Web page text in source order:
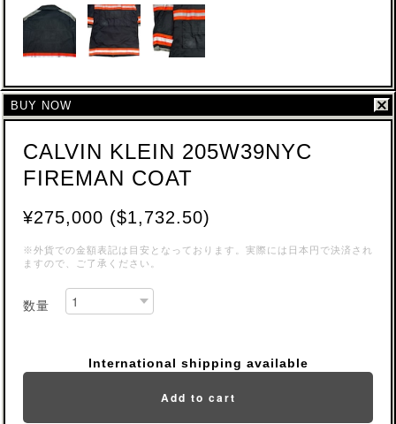
BUY NOW
CALVIN KLEIN 205W39NYC
FIREMAN COAT
¥275,000 ($1,732.50)
※外貨での金額表記は目安となっております。実際には日本円で決済され
ますので、ご了承ください。
数量
International shipping available
Add to cart